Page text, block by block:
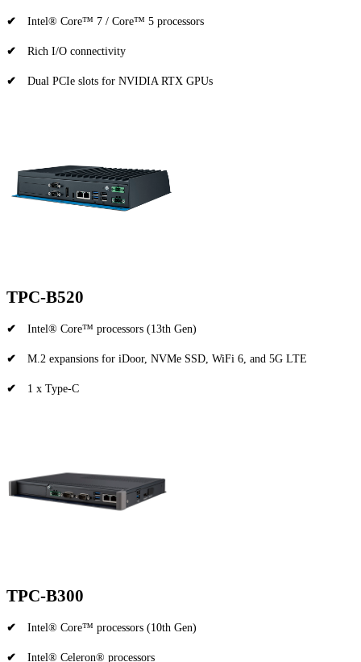
✔ Intel® Core™ 7 / Core™ 5 processors
✔ Rich I/O connectivity
✔ Dual PCIe slots for NVIDIA RTX GPUs
TPC-B520
✔ Intel® Core™ processors (13th Gen)
✔ M.2 expansions for iDoor, NVMe SSD, WiFi 6, and 5G LTE
✔ 1 x Type-C
TPC-B300
✔ Intel® Core™ processors (10th Gen)
✔ Intel® Celeron® processors